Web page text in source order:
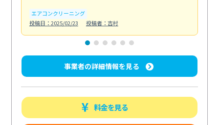
エアコンクリーニング
投稿日：2025/02/23
投稿者：吉村
事業者の詳細情報を見る
料金を見る